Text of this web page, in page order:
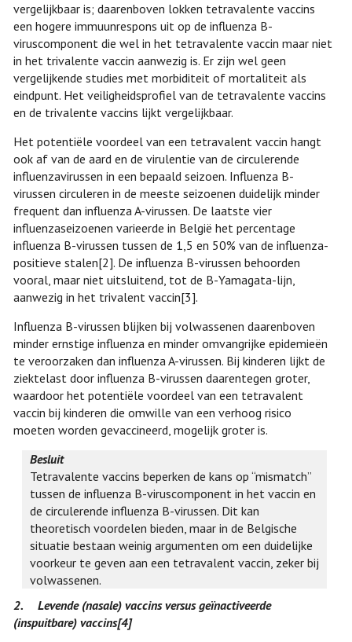
vergelijkbaar is; daarenboven lokken tetravalente vaccins
een hogere immuunrespons uit op de influenza B-
viruscomponent die wel in het tetravalente vaccin maar niet
in het trivalente vaccin aanwezig is. Er zijn wel geen
vergelijkende studies met morbiditeit of mortaliteit als
eindpunt. Het veiligheidsprofiel van de tetravalente vaccins
en de trivalente vaccins lijkt vergelijkbaar.
Het potentiële voordeel van een tetravalent vaccin hangt
ook af van de aard en de virulentie van de circulerende
influenzavirussen in een bepaald seizoen. Influenza B-
virussen circuleren in de meeste seizoenen duidelijk minder
frequent dan influenza A-virussen. De laatste vier
influenzaseizoenen varieerde in België het percentage
influenza B-virussen tussen de 1,5 en 50% van de influenza-
positieve stalen[2]. De influenza B-virussen behoorden
vooral, maar niet uitsluitend, tot de B-Yamagata-lijn,
aanwezig in het trivalent vaccin[3].
Influenza B-virussen blijken bij volwassenen daarenboven
minder ernstige influenza en minder omvangrijke epidemieën
te veroorzaken dan influenza A-virussen. Bij kinderen lijkt de
ziektelast door influenza B-virussen daarentegen groter,
waardoor het potentiële voordeel van een tetravalent
vaccin bij kinderen die omwille van een verhoog risico
moeten worden gevaccineerd, mogelijk groter is.
Besluit
Tetravalente vaccins beperken de kans op “mismatch”
tussen de influenza B-viruscomponent in het vaccin en
de circulerende influenza B-virussen. Dit kan
theoretisch voordelen bieden, maar in de Belgische
situatie bestaan weinig argumenten om een duidelijke
voorkeur te geven aan een tetravalent vaccin, zeker bij
volwassenen.
2. Levende (nasale) vaccins versus geïnactiveerde
(inspuitbare) vaccins[4]